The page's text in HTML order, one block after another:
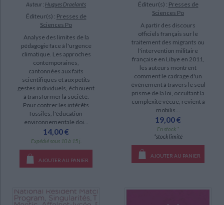
livre (771)
poche (167)
IAD (17)
Politiques publiques (4)
Politiques de l'anthropocène (3)
Histoire économique du XXe siècle (2)
L'Action française : culture, société, politique (1)
Pourquoi la philosophie politique ? : petit traité de science politique (1)
DISPONIBILITÉ
disponible (805)
Auteur : Hugues Draelants
Éditeur(s) : Presses de
Sciences Po
Analyse des limites de la
pédagogie face à l'urgence
climatique. Les approches
contemporaines,
cantonnées aux faits
scientifiques et aux petits
gestes individuels, échouent
à transformer la société.
Pour contrer les intérêts
fossiles, l'éducation
environnementale doi...
14,00 €
Expédié sous 10 à 15 j.
AJOUTER AU PANIER
Éditeur(s) : Presses de
Sciences Po
A partir des discours
officiels français sur le
traitement des migrants ou
l'intervention militaire
française en Libye en 2011,
les auteurs montrent
comment le cadrage d'un
événement à travers le seul
prisme de la loi, occultant la
complexité vécue, revient à
mobilis...
19,00 €
En stock *
*stock limité
AJOUTER AU PANIER